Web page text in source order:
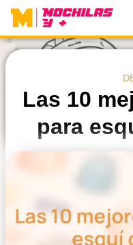
Skip
content
Las 10
para